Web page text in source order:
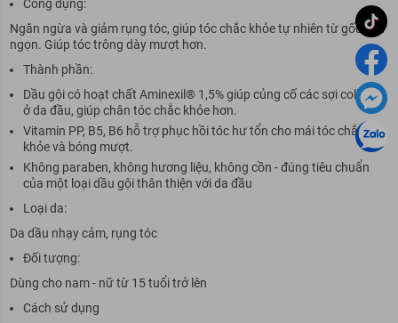
Công dụng:
Ngăn ngừa và giảm rụng tóc, giúp tóc chắc khỏe tự nhiên từ gốc đến
ngọn. Giúp tóc trông dày mượt hơn.
Thành phần:
Dầu gội có hoạt chất Aminexil® 1,5% giúp củng cố các sợi collagen
ở da đầu, giúp chân tóc chắc khỏe hơn.
Vitamin PP, B5, B6 hỗ trợ phục hồi tóc hư tổn cho mái tóc chắc
khỏe và bóng mượt.
Không paraben, không hương liệu, không cồn - đúng tiêu chuẩn
của một loại dầu gội thân thiện với da đầu
Loại da:
Da dầu nhạy cảm, rụng tóc
Đối tượng:
Dùng cho nam - nữ từ 15 tuổi trở lên
Cách sử dụng